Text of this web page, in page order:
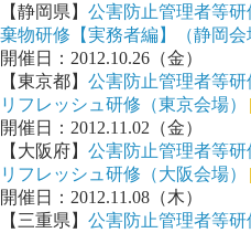
【静岡県】 公害防止管理者等
棄物研修【実務者編】（静岡会
開催日：2012.10.26（金）
【東京都】 公害防止管理者等
リフレッシュ研修（東京会場）
開催日：2012.11.02（金）
【大阪府】 公害防止管理者等
リフレッシュ研修（大阪会場）
開催日：2012.11.08（木）
【三重県】 公害防止管理者等